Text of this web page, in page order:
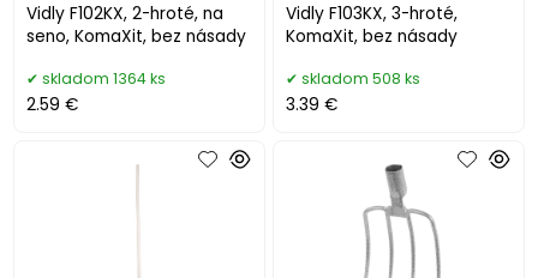
Vidly F102KX, 2-hroté, na
seno, KomaXit, bez násady
skladom 1364 ks
2.59 €
Vidly F103KX, 3-hroté,
KomaXit, bez násady
skladom 508 ks
3.39 €